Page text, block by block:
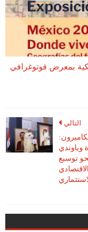
بمعرض فوتوغرافي
التالي
وياوندي
توسيع